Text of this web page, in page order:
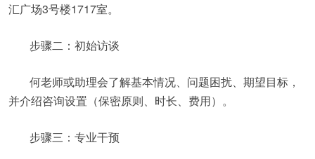
汇广场3号楼1717室。
步骤二：初始访谈
何老师或助理会了解基本情况、问题困扰、期望目标，
并介绍咨询设置（保密原则、时长、费用）。
步骤三：专业干预